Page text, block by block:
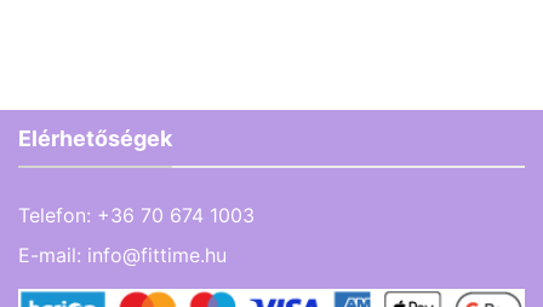
Elérhetőségek
Telefon: +36 70 674 1003
E-mail: info@fittime.hu